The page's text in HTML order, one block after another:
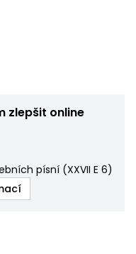
zlepšit online
písní (XXVII E 6)